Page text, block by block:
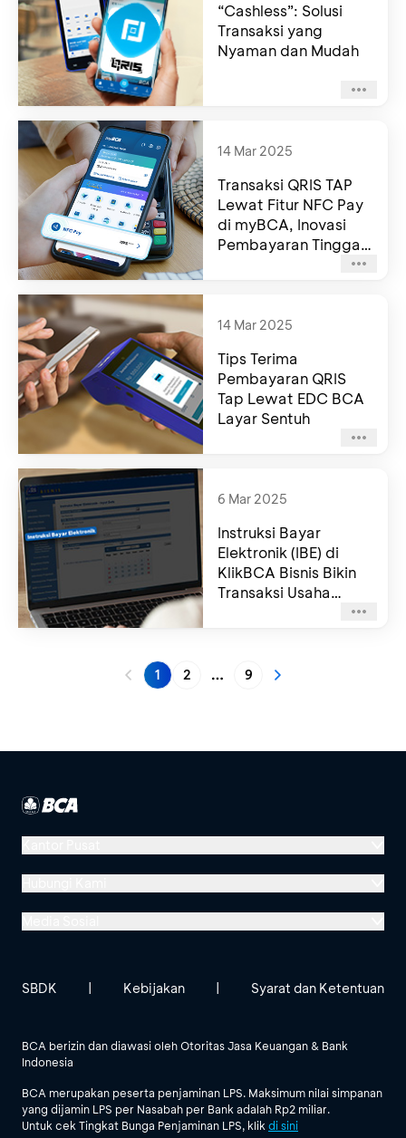
“Cashless”: Solusi
Transaksi yang
Nyaman dan Mudah
14 Mar 2025
Transaksi QRIS TAP
Lewat Fitur NFC Pay
di myBCA, Inovasi
Pembayaran Tinggal
14 Mar 2025
Tips Terima
Pembayaran QRIS
Tap Lewat EDC BCA
Layar Sentuh
6 Mar 2025
Instruksi Bayar
Elektronik (IBE) di
KlikBCA Bisnis Bikin
Transaksi Usaha
1 2 More pages
9
Menara BCA, Grand Indonesia
Jl. MH Thamrin No. 1
Lihat Semua Media Sosial
BCA berizin dan diawasi oleh Otoritas Jasa Keuangan & Bank
Indonesia
BCA merupakan peserta penjaminan LPS. Maksimum nilai simpanan
yang dijamin LPS per Nasabah per Bank adalah Rp2 miliar.
Untuk cek Tingkat Bunga Penjaminan LPS, klik di sini
SBDK | Kebijakan | Syarat dan Ketentuan